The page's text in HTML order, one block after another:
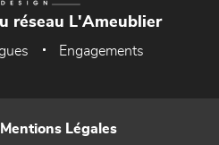
réseau L'Ameublier
Engagements
Mentions Légales